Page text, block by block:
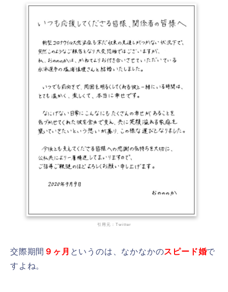
引用元：Twitter
交際期間 ９ヶ月 というのは、なかなかのスピード婚で
すよね。